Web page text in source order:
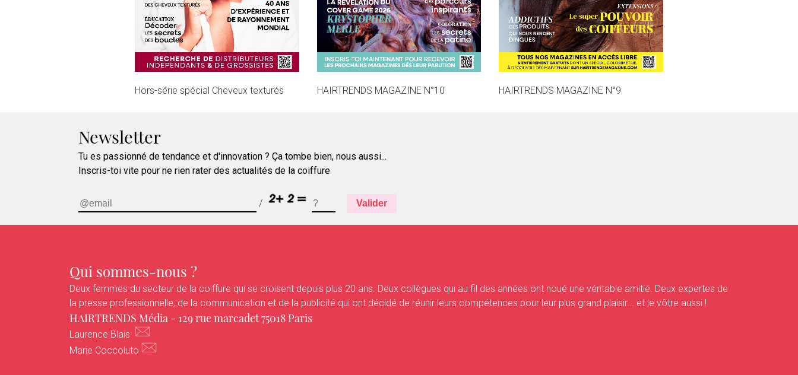
MAGAZINE
WHO’SWHO
Hors-série spécial Cheveux texturés HAIRTRENDS MAGAZINE N°10 HAIRTRENDS MAGAZINE N°9
Newsletter
Tu es passionné de tendance et d'innovation ? Ça tombe bien, nous aussi...
Inscris-toi vite pour ne rien rater des actualités de la coiffure
/ Valider
Qui sommes-nous ?
Deux femmes du secteur de la coiffure qui se croisent depuis plus 20 ans. Deux collègues qui au fil des années ont noué une véritable amitié. Deux expertes de
la presse professionnelle, de la communication et de la publicité qui ont décidé de réunir leurs compétences pour leur plus grand plaisir... et le vôtre aussi !
HAIRTRENDS Média - 129 rue marcadet 75018 Paris
Laurence Blais
Marie Coccoluto